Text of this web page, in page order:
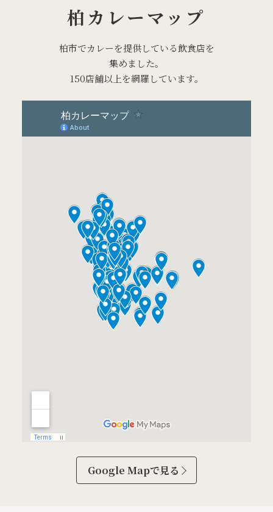
柏カレーマップ
柏市でカレーを提供している飲食店を
集めました。
150店舗以上を網羅しています。
Google Mapで見る